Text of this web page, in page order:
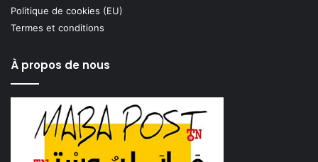
Politique de cookies (EU)
Termes et conditions
À propos de nous